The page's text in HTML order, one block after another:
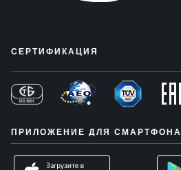
СЕРТИФИКАЦИЯ
ПРИЛОЖЕНИЕ ДЛЯ СМАРТФОНА